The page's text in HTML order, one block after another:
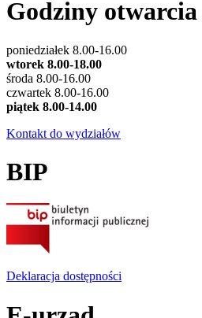
Godziny otwarcia
poniedziałek 8.00-16.00
wtorek 8.00-18.00
środa 8.00-16.00
czwartek 8.00-16.00
piątek 8.00-14.00
Kontakt do wydziałów
BIP
Deklaracja dostępności